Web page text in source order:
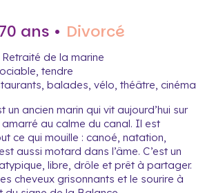
ans • Divorcé
Retraité de la marine
tendre
balades, vélo, théâtre, cinéma
un ancien marin qui vit aujourd’hui sur
amarré au calme du canal. Il est
ce qui mouille : canoé, natation,
aussi motard dans l’âme. C’est un
libre, drôle et prêt à partager.
cheveux grisonnants et le sourire à